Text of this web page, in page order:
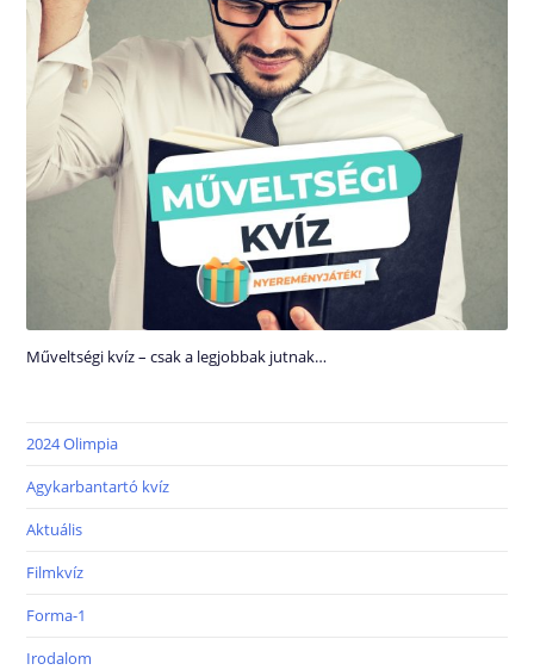
Műveltségi kvíz – csak a legjobbak jutnak…
2024 Olimpia
Agykarbantartó kvíz
Aktuális
Filmkvíz
Forma-1
Irodalom